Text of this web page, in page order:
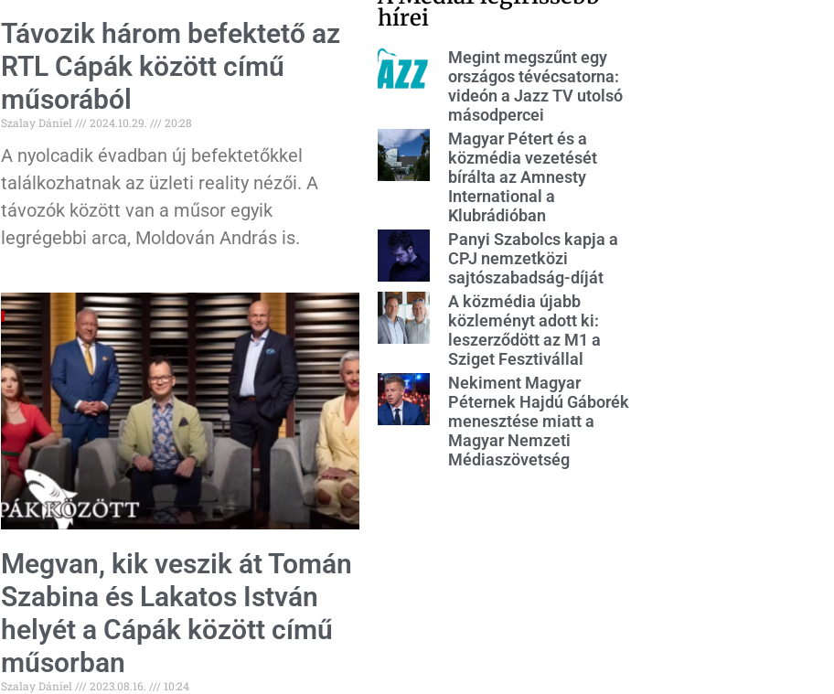
Távozik három befektető az
RTL Cápák között című
műsorából
Szalay Dániel 2024.10.29. 20:28
A nyolcadik évadban új befektetőkkel
találkozhatnak az üzleti reality nézői. A
távozók között van a műsor egyik
legrégebbi arca, Moldován András is.
Megvan, kik veszik át Tomán
Szabina és Lakatos István
helyét a Cápák között című
műsorban
Szalay Dániel 2023.08.16. 10:24
hírei
Megint megszűnt egy
országos tévécsatorna:
videón a Jazz TV utolsó
másodpercei
Magyar Pétert és a
közmédia vezetését
bírálta az Amnesty
International a
Klubrádióban
Panyi Szabolcs kapja a
CPJ nemzetközi
sajtószabadság-díját
A közmédia újabb
közleményt adott ki:
leszerződött az M1 a
Sziget Fesztivállal
Nekiment Magyar
Péternek Hajdú Gáborék
menesztése miatt a
Magyar Nemzeti
Médiaszövetség